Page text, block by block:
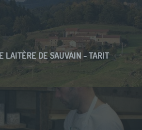
LAITÈRE DE SAUVAIN - TARIT